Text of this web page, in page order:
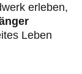
erleben,
Leben